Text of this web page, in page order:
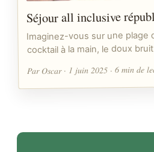
Séjour all inclusive
Imaginez-vous sur une plage
cocktail à la main, le doux
Par Oscar · 1 juin 2025 · 6 min de